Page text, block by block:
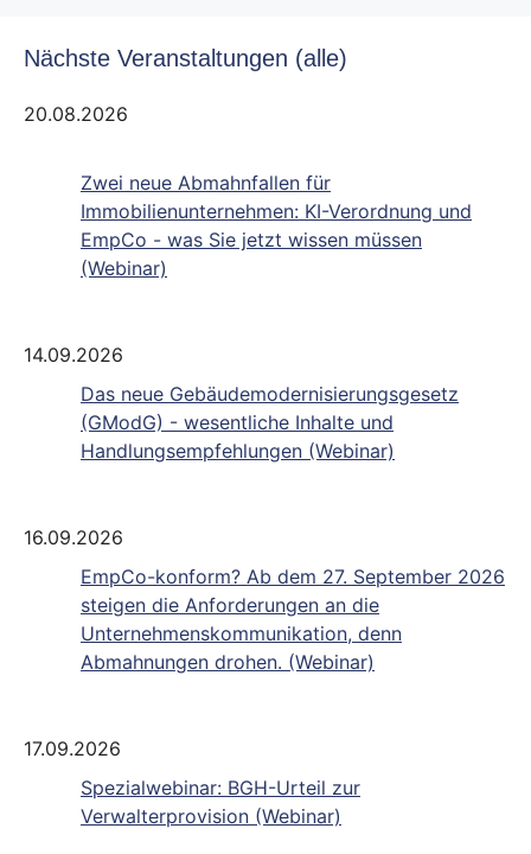
Nächste Veranstaltungen (alle)
20.08.2026
Zwei neue Abmahnfallen für
Immobilienunternehmen: KI-Verordnung und
EmpCo - was Sie jetzt wissen müssen
(Webinar)
14.09.2026
Das neue Gebäudemodernisierungsgesetz
(GModG) - wesentliche Inhalte und
Handlungsempfehlungen (Webinar)
16.09.2026
EmpCo-konform? Ab dem 27. September 2026
steigen die Anforderungen an die
Unternehmenskommunikation, denn
Abmahnungen drohen. (Webinar)
17.09.2026
Spezialwebinar: BGH-Urteil zur
Verwalterprovision (Webinar)